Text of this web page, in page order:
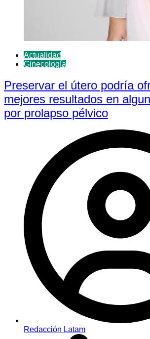
Actualidad
Ginecología
Preservar el útero podría
mejores resultados en
por prolapso pélvico
Redacción Latam